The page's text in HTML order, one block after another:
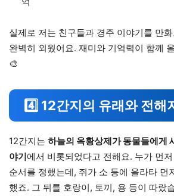
실제로 저는 친구들과 경주 이야기를 만
완벽히 외웠어요. 재미와 기억력이 함께
🎨
4️⃣ 12간지의 유래와 전해
12간지는 하늘의 옥황상제가 동물들에게
야기에서 비롯되었다고 전해요. 누가 먼
순서를 정했는데, 쥐가 소 등에 올라타 먼
했죠. 그 뒤를 호랑이, 토끼, 용 등이 따랐